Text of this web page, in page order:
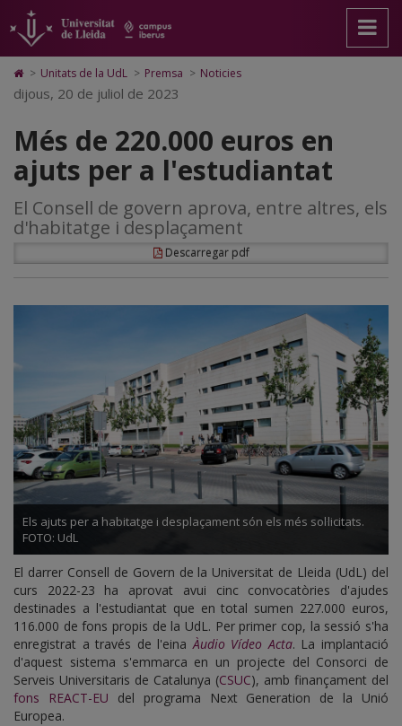
Més
de
220.000
euros
en
ajuts
per
a
l'estudiantat
pàgina
principal.
Universitat
Lleida
contingut
principal
Mapa
Web.
Universitat
Cerca
Accessibilitat.
Universitat
Lleida
Icono
de
Home
ir
a
la
página
inicio
> Unitats de la UdL > Premsa > Noticies
dijous, 20 de juliol de 2023
Més de 220.000 euros en
ajuts per a l'estudiantat
El Consell de govern aprova, entre altres, els
d'habitatge i desplaçament
Descarregar pdf
Els ajuts per a habitatge i desplaçament són els més sol·licitats.
FOTO: UdL
El darrer Consell de Govern de la Universitat de Lleida (UdL) del
curs 2022-23 ha aprovat avui cinc convocatòries d'ajudes
destinades a l'estudiantat que en total sumen 227.000 euros,
116.000 de fons propis de la UdL. Per primer cop, la sessió s'ha
enregistrat a través de l'einaÀudio Vídeo Acta. La implantació
d'aquest sistema s'emmarca en un projecte del Consorci de
Serveis Universitaris de Catalunya (CSUC), amb finançament del
fons REACT-EU del programa Next Generation de la Unió
Europea.